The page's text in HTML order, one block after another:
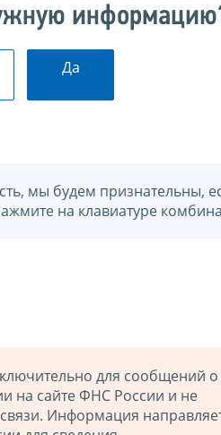
Да
мы будем признательны,
на клавиатуре
для сообщений о
на сайте ФНС России и не
Информация